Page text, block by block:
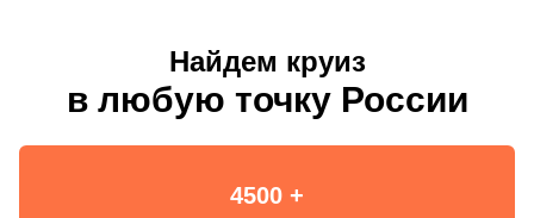
Найдем круиз
в любую точку России
4500 +